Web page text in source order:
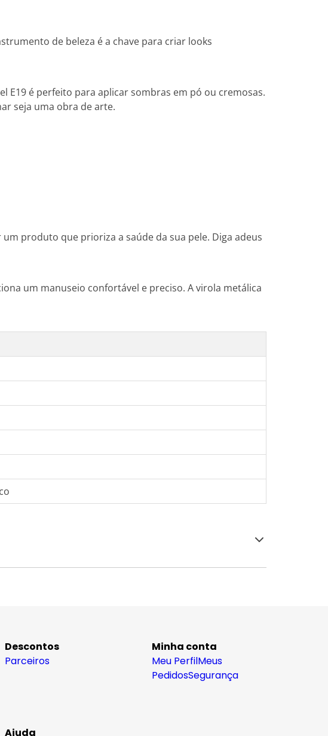
de beleza é a chave para criar looks
E19 é perfeito para aplicar sombras em pó ou cremosas.
seja uma obra de arte.
produto que prioriza a saúde da sua pele. Diga adeus
um manuseio confortável e preciso. A virola metálica
Descontos
Parceiros
Minha conta
Meu PerfilMeus
PedidosSegurança
Ajuda